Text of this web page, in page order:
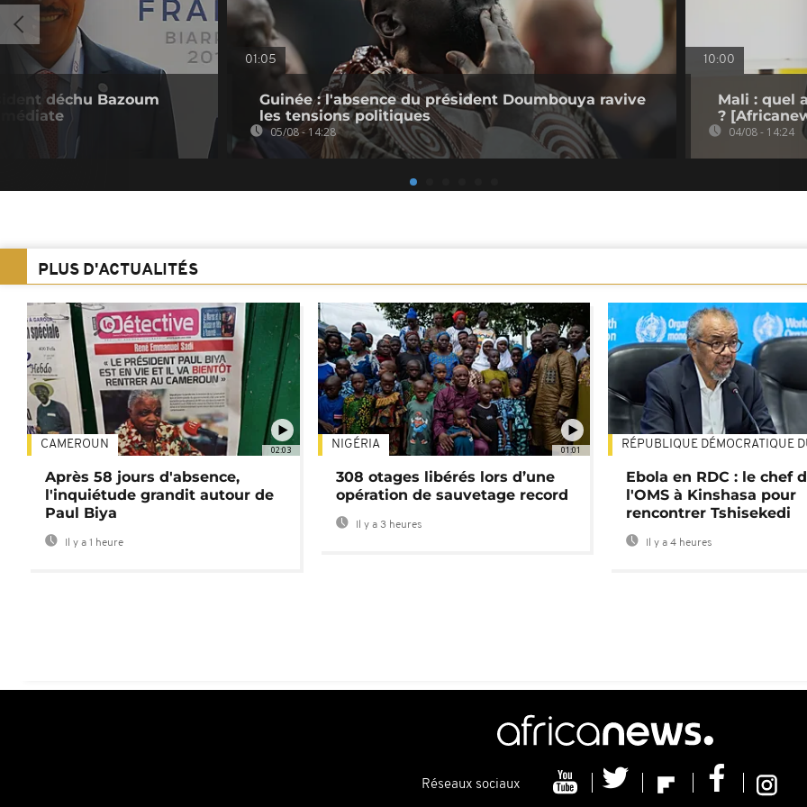
déchu Bazoum
01:05
Guinée : l'absence du président Doumbouya ravive
les tensions politiques
05/08 - 14:28
10:00
Mali : quel
?
04/08 - 14:24
PLUS D'ACTUALITÉS
02:03
CAMEROUN
Après 58 jours d'absence,
l'inquiétude grandit autour de
Paul Biya
Il y a 1 heure
01:01
NIGÉRIA
308 otages libérés lors d’une
opération de sauvetage record
Il y a 3 heures
RÉPUBLIQUE DÉMOCRATIQUE
Ebola en RDC : le chef
l'OMS à Kinshasa pour
rencontrer Tshisekedi
Il y a 4 heures
Réseaux sociaux